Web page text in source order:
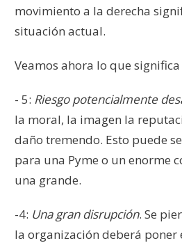
movimiento a la derecha
situación actual.
Veamos ahora lo que significa
- 5: Riesgo potencialmente
la moral, la imagen la
daño tremendo. Esto puede
para una Pyme o un enorme
una grande.
-4: Una gran disrupción. Se
la organización deberá poner